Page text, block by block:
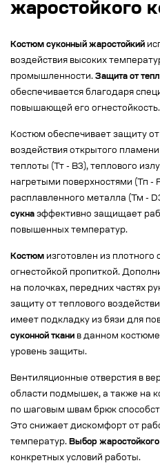
жаростойкого
Костюм суконный жаростойкий
воздействия высоких
промышленности. Защита от
обеспечивается благодаря
повышающей его огнестойкость.
Костюм обеспечивает защиту
воздействия открытого
теплоты (Тт - В3), теплового
нагретыми поверхностями (Тп -
расплавленного металла (Тм -
сукна эффективно защищает
повышенных температур.
Костюм изготовлен из плотного
огнестойкой пропиткой.
на полочках, передних частях
защиту от теплового
имеет подкладку из бязи для
суконной ткани в данном
уровень защиты.
Вентиляционные отверстия в
области подмышек, а также на
по шаговым швам брюк
Это снижает дискомфорт от
температур. Выбор
конкретных условий работы.